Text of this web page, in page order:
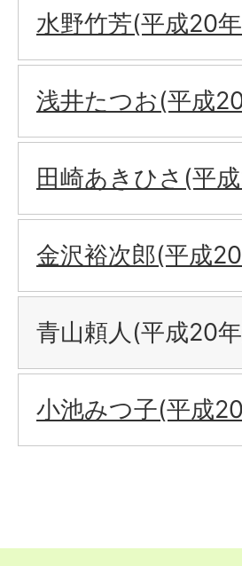
水野竹芳(平成20
浅井たつお(平成
田崎あきひさ(平
金沢裕次郎(平成
青山頼人(平成20
小池みつ子(平成